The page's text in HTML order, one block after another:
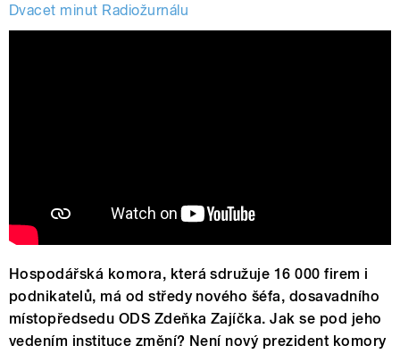
Dvacet minut Radiožurnálu
Hospodářská komora, která sdružuje 16 000 firem i
podnikatelů, má od středy nového šéfa, dosavadního
místopředsedu ODS Zdeňka Zajíčka. Jak se pod jeho
vedením instituce změní? Není nový prezident komory